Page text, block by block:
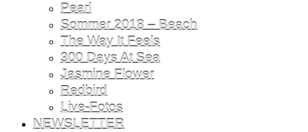
Pearl
Sommer 2018 – Beach
The Way It Feels
300 Days At Sea
Jasmine Flower
Redbird
Live-Fotos
NEWSLETTER